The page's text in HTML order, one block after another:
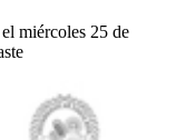
miércoles 25 de